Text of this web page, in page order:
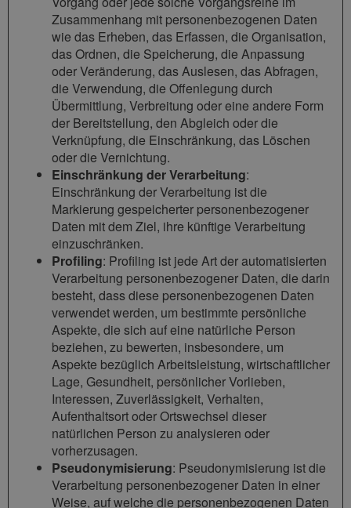
Zusammenhang mit personenbezogenen Daten
wie das Erheben, das Erfassen, die Organisation,
das Ordnen, die Speicherung, die Anpassung
oder Veränderung, das Auslesen, das Abfragen,
die Verwendung, die Offenlegung durch
Übermittlung, Verbreitung oder eine andere Form
der Bereitstellung, den Abgleich oder die
Verknüpfung, die Einschränkung, das Löschen
oder die Vernichtung.
Einschränkung der Verarbeitung:
Einschränkung der Verarbeitung ist die
Markierung gespeicherter personenbezogener
Daten mit dem Ziel, ihre künftige Verarbeitung
einzuschränken.
Profiling: Profiling ist jede Art der automatisierten
Verarbeitung personenbezogener Daten, die darin
besteht, dass diese personenbezogenen Daten
verwendet werden, um bestimmte persönliche
Aspekte, die sich auf eine natürliche Person
beziehen, zu bewerten, insbesondere, um
Aspekte bezüglich Arbeitsleistung, wirtschaftlicher
Lage, Gesundheit, persönlicher Vorlieben,
Interessen, Zuverlässigkeit, Verhalten,
Aufenthaltsort oder Ortswechsel dieser
natürlichen Person zu analysieren oder
vorherzusagen.
Pseudonymisierung: Pseudonymisierung ist die
Verarbeitung personenbezogener Daten in einer
Weise, auf welche die personenbezogenen Daten